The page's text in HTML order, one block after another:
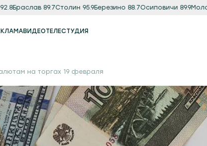
Браслав 89.7Столин 95.9Березино 88.7Осиповичи 89.9
ВИДЕОТЕЛЕСТУДИЯ
на торгах 19 февраля